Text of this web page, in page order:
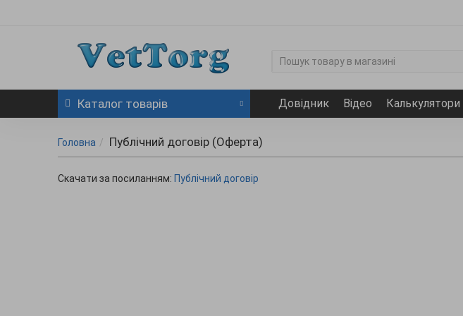
Каталог товарів Довідник Відео Калькулятори
Головна Публічний договір (Оферта)
Скачати за посиланням: Публічний договір